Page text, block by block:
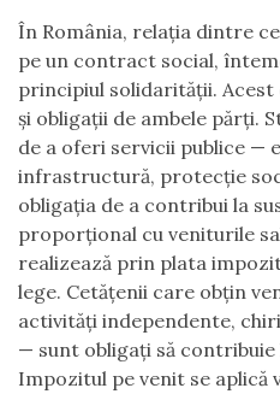
În România, relația dintre
pe un contract social,
principiul solidarității.
și obligații de ambele părți.
de a oferi servicii publice —
infrastructură, protecție
obligația de a contribui la
proporțional cu veniturile
realizează prin plata
lege. Cetățenii care obțin
activități independente,
— sunt obligați să contribuie
Impozitul pe venit se